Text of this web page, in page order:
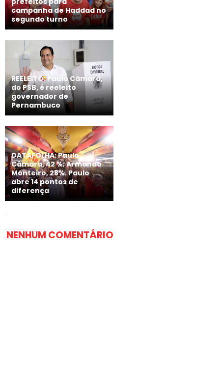
campanha de Haddad no
segundo turno
REELEITO: Paulo Câmara,
do PSB, é reeleito
governador de
Pernambuco
DATAFOLHA: Paulo
Câmara, 42 %; Armando
Monteiro, 28%. Paulo
abre 14 pontos de
diferença
NENHUM COMENTÁRIO